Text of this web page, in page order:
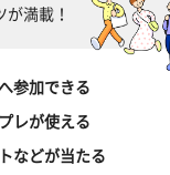
満載！
参加できる
レが使える
などが当たる